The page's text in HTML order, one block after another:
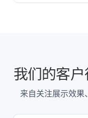
署到您自己的服务器
数据打通，实现业务
我们的客户
来自关注展示效果